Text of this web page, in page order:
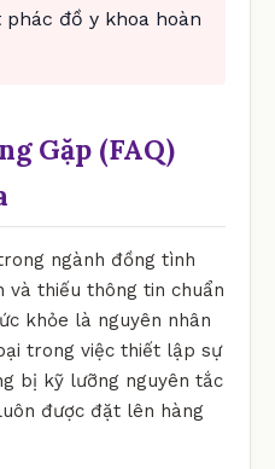
đồ y khoa hoàn
Gặp (FAQ)
ngành đồng tình
và thiếu thông tin chuẩn
khỏe là nguyên nhân
trong việc thiết lập sự
bị kỹ lưỡng nguyên tắc
được đặt lên hàng